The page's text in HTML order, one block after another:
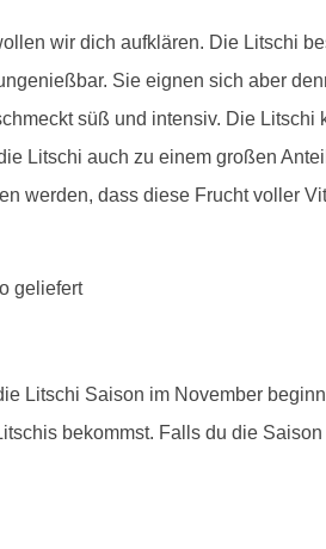
wir dich aufklären. Die Litschi
Sie eignen sich aber
süß und intensiv. Die
Litschi auch zu einem großen
werden, dass diese Frucht voller
Litschi Saison im November
bekommst. Falls du die